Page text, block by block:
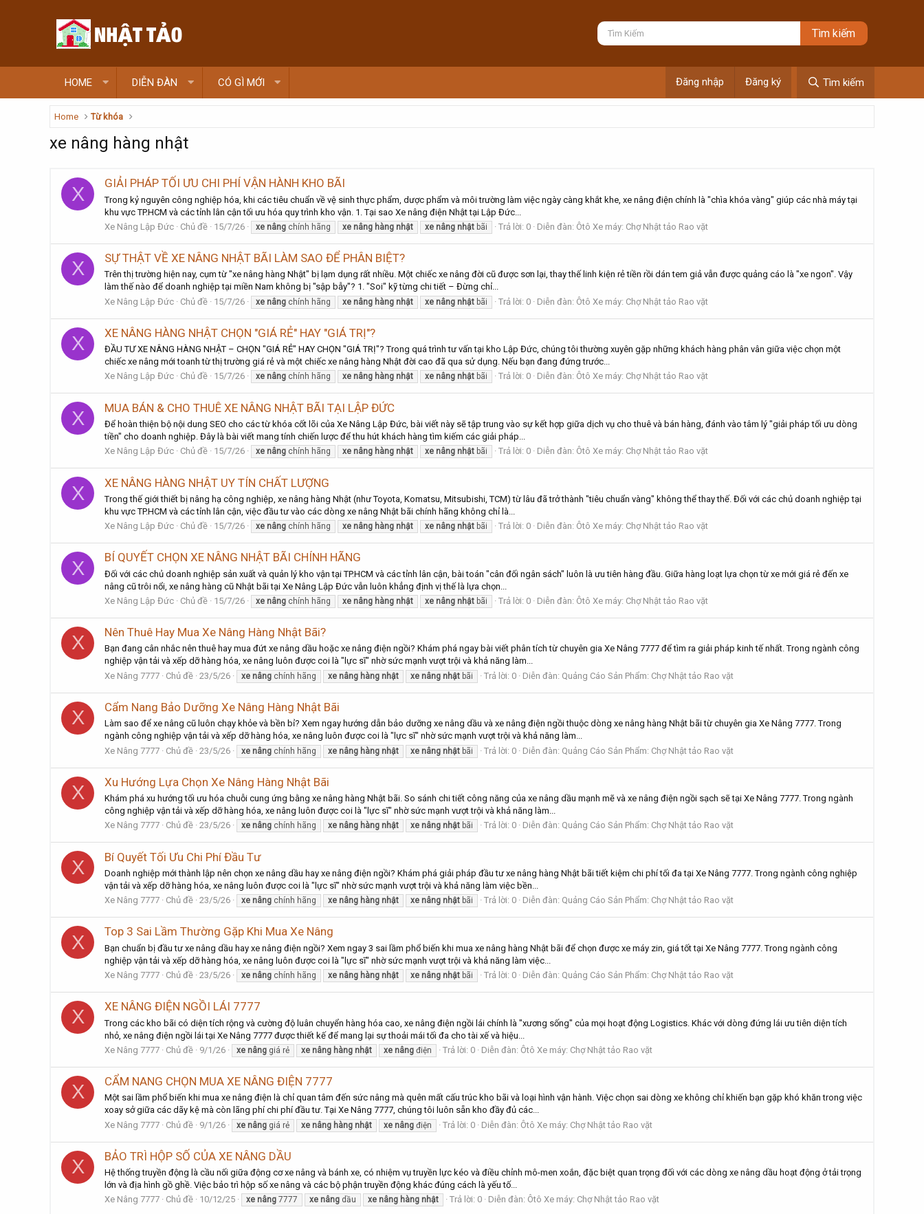
HOME DIỄN ĐÀN CÓ GÌ MỚI Đăng nhập Đăng ký Tìm kiếm
Home Từ khóa
xe nâng hàng nhật
X GIẢI PHÁP TỐI ƯU CHI PHÍ VẬN HÀNH KHO BÃI
Trong kỷ nguyên công nghiệp hóa, khi các tiêu chuẩn về vệ sinh thực phẩm, dược phẩm và môi trường làm việc ngày càng khắt khe, xe nâng điện chính là "chìa khóa vàng" giúp các nhà máy tại
khu vực TP.HCM và các tỉnh lân cận tối ưu hóa quy trình kho vận. 1. Tại sao Xe nâng điện Nhật tại Lập Đức...
Xe Nâng Lập Đức
Chủ đề 15/7/26 xe nâng chính hãng xe nâng hàng nhật xe nâng nhật bãi Trả lời: 0 Diễn đàn: Ôtô Xe máy: Chợ Nhật tảo Rao vặt
X SỰ THẬT VỀ XE NÂNG NHẬT BÃI LÀM SAO ĐỂ PHÂN BIỆT?
Trên thị trường hiện nay, cụm từ "xe nâng hàng Nhật" bị lạm dụng rất nhiều. Một chiếc xe nâng đời cũ được sơn lại, thay thế linh kiện rẻ tiền rồi dán tem giả vẫn được quảng cáo là "xe ngon". Vậy
làm thế nào để doanh nghiệp tại miền Nam không bị "sập bẫy"? 1. "Soi" kỹ từng chi tiết – Đừng chỉ...
Xe Nâng Lập Đức
Chủ đề 15/7/26 xe nâng chính hãng xe nâng hàng nhật xe nâng nhật bãi Trả lời: 0 Diễn đàn: Ôtô Xe máy: Chợ Nhật tảo Rao vặt
X XE NÂNG HÀNG NHẬT CHỌN "GIÁ RẺ" HAY "GIÁ TRỊ"?
ĐẦU TƯ XE NÂNG HÀNG NHẬT – CHỌN "GIÁ RẺ" HAY CHỌN "GIÁ TRỊ"? Trong quá trình tư vấn tại kho Lập Đức, chúng tôi thường xuyên gặp những khách hàng phân vân giữa việc chọn một
chiếc xe nâng mới toanh từ thị trường giá rẻ và một chiếc xe nâng hàng Nhật đời cao đã qua sử dụng. Nếu bạn đang đứng trước...
Xe Nâng Lập Đức
Chủ đề 15/7/26 xe nâng chính hãng xe nâng hàng nhật xe nâng nhật bãi Trả lời: 0 Diễn đàn: Ôtô Xe máy: Chợ Nhật tảo Rao vặt
X MUA BÁN & CHO THUÊ XE NÂNG NHẬT BÃI TẠI LẬP ĐỨC
Để hoàn thiện bộ nội dung SEO cho các từ khóa cốt lõi của Xe Nâng Lập Đức, bài viết này sẽ tập trung vào sự kết hợp giữa dịch vụ cho thuê và bán hàng, đánh vào tâm lý "giải pháp tối ưu dòng
tiền" cho doanh nghiệp. Đây là bài viết mang tính chiến lược để thu hút khách hàng tìm kiếm các giải pháp...
Xe Nâng Lập Đức
Chủ đề 15/7/26 xe nâng chính hãng xe nâng hàng nhật xe nâng nhật bãi Trả lời: 0 Diễn đàn: Ôtô Xe máy: Chợ Nhật tảo Rao vặt
X XE NÂNG HÀNG NHẬT UY TÍN CHẤT LƯỢNG
Trong thế giới thiết bị nâng hạ công nghiệp, xe nâng hàng Nhật (như Toyota, Komatsu, Mitsubishi, TCM) từ lâu đã trở thành "tiêu chuẩn vàng" không thể thay thế. Đối với các chủ doanh nghiệp tại
khu vực TP.HCM và các tỉnh lân cận, việc đầu tư vào các dòng xe nâng Nhật bãi chính hãng không chỉ là...
Xe Nâng Lập Đức
Chủ đề 15/7/26 xe nâng chính hãng xe nâng hàng nhật xe nâng nhật bãi Trả lời: 0 Diễn đàn: Ôtô Xe máy: Chợ Nhật tảo Rao vặt
X BÍ QUYẾT CHỌN XE NÂNG NHẬT BÃI CHÍNH HÃNG
Đối với các chủ doanh nghiệp sản xuất và quản lý kho vận tại TP.HCM và các tỉnh lân cận, bài toán "cân đối ngân sách" luôn là ưu tiên hàng đầu. Giữa hàng loạt lựa chọn từ xe mới giá rẻ đến xe
nâng cũ trôi nổi, xe nâng hàng cũ Nhật bãi tại Xe Nâng Lập Đức vẫn luôn khẳng định vị thế là lựa chọn...
Xe Nâng Lập Đức
Chủ đề 15/7/26 xe nâng chính hãng xe nâng hàng nhật xe nâng nhật bãi Trả lời: 0 Diễn đàn: Ôtô Xe máy: Chợ Nhật tảo Rao vặt
X Nên Thuê Hay Mua Xe Nâng Hàng Nhật Bãi?
Bạn đang cân nhắc nên thuê hay mua đứt xe nâng dầu hoặc xe nâng điện ngồi? Khám phá ngay bài viết phân tích từ chuyên gia Xe Nâng 7777 để tìm ra giải pháp kinh tế nhất. Trong ngành công
nghiệp vận tải và xếp dỡ hàng hóa, xe nâng luôn được coi là "lực sĩ" nhờ sức mạnh vượt trội và khả năng làm...
Xe Nâng 7777
Chủ đề 23/5/26 xe nâng chính hãng xe nâng hàng nhật xe nâng nhật bãi Trả lời: 0 Diễn đàn: Quảng Cáo Sản Phẩm: Chợ Nhật tảo Rao vặt
X Cẩm Nang Bảo Dưỡng Xe Nâng Hàng Nhật Bãi
Làm sao để xe nâng cũ luôn chạy khỏe và bền bỉ? Xem ngay hướng dẫn bảo dưỡng xe nâng dầu và xe nâng điện ngồi thuộc dòng xe nâng hàng Nhật bãi từ chuyên gia Xe Nâng 7777. Trong
ngành công nghiệp vận tải và xếp dỡ hàng hóa, xe nâng luôn được coi là "lực sĩ" nhờ sức mạnh vượt trội và khả năng làm...
Xe Nâng 7777
Chủ đề 23/5/26 xe nâng chính hãng xe nâng hàng nhật xe nâng nhật bãi Trả lời: 0 Diễn đàn: Quảng Cáo Sản Phẩm: Chợ Nhật tảo Rao vặt
X Xu Hướng Lựa Chọn Xe Nâng Hàng Nhật Bãi
Khám phá xu hướng tối ưu hóa chuỗi cung ứng bằng xe nâng hàng Nhật bãi. So sánh chi tiết công năng của xe nâng dầu mạnh mẽ và xe nâng điện ngồi sạch sẽ tại Xe Nâng 7777. Trong ngành
công nghiệp vận tải và xếp dỡ hàng hóa, xe nâng luôn được coi là "lực sĩ" nhờ sức mạnh vượt trội và khả năng làm...
Xe Nâng 7777
Chủ đề 23/5/26 xe nâng chính hãng xe nâng hàng nhật xe nâng nhật bãi Trả lời: 0 Diễn đàn: Quảng Cáo Sản Phẩm: Chợ Nhật tảo Rao vặt
X Bí Quyết Tối Ưu Chi Phí Đầu Tư
Doanh nghiệp mới thành lập nên chọn xe nâng dầu hay xe nâng điện ngồi? Khám phá giải pháp đầu tư xe nâng hàng Nhật bãi tiết kiệm chi phí tối đa tại Xe Nâng 7777. Trong ngành công nghiệp
vận tải và xếp dỡ hàng hóa, xe nâng luôn được coi là "lực sĩ" nhờ sức mạnh vượt trội và khả năng làm việc bền...
Xe Nâng 7777
Chủ đề 23/5/26 xe nâng chính hãng xe nâng hàng nhật xe nâng nhật bãi Trả lời: 0 Diễn đàn: Quảng Cáo Sản Phẩm: Chợ Nhật tảo Rao vặt
X Top 3 Sai Lầm Thường Gặp Khi Mua Xe Nâng
Bạn chuẩn bị đầu tư xe nâng dầu hay xe nâng điện ngồi? Xem ngay 3 sai lầm phổ biến khi mua xe nâng hàng Nhật bãi để chọn được xe máy zin, giá tốt tại Xe Nâng 7777. Trong ngành công
nghiệp vận tải và xếp dỡ hàng hóa, xe nâng luôn được coi là "lực sĩ" nhờ sức mạnh vượt trội và khả năng làm việc...
Xe Nâng 7777
Chủ đề 23/5/26 xe nâng chính hãng xe nâng hàng nhật xe nâng nhật bãi Trả lời: 0 Diễn đàn: Quảng Cáo Sản Phẩm: Chợ Nhật tảo Rao vặt
X XE NÂNG ĐIỆN NGỒI LÁI 7777
Trong các kho bãi có diện tích rộng và cường độ luân chuyển hàng hóa cao, xe nâng điện ngồi lái chính là "xương sống" của mọi hoạt động Logistics. Khác với dòng đứng lái ưu tiên diện tích
nhỏ, xe nâng điện ngồi lái tại Xe Nâng 7777 được thiết kế để mang lại sự thoải mái tối đa cho tài xế và hiệu...
Xe Nâng 7777
Chủ đề 9/1/26 xe nâng giá rẻ xe nâng hàng nhật xe nâng điện Trả lời: 0 Diễn đàn: Ôtô Xe máy: Chợ Nhật tảo Rao vặt
X CẨM NANG CHỌN MUA XE NÂNG ĐIỆN 7777
Một sai lầm phổ biến khi mua xe nâng điện là chỉ quan tâm đến sức nâng mà quên mất cấu trúc kho bãi và loại hình vận hành. Việc chọn sai dòng xe không chỉ khiến bạn gặp khó khăn trong việc
xoay sở giữa các dãy kệ mà còn lãng phí chi phí đầu tư. Tại Xe Nâng 7777, chúng tôi luôn sẵn kho đầy đủ các...
Xe Nâng 7777
Chủ đề 9/1/26 xe nâng giá rẻ xe nâng hàng nhật xe nâng điện Trả lời: 0 Diễn đàn: Ôtô Xe máy: Chợ Nhật tảo Rao vặt
X BẢO TRÌ HỘP SỐ CỦA XE NÂNG DẦU
Hệ thống truyền động là cầu nối giữa động cơ xe nâng và bánh xe, có nhiệm vụ truyền lực kéo và điều chỉnh mô-men xoắn, đặc biệt quan trọng đối với các dòng xe nâng dầu hoạt động ở tải trọng
lớn và địa hình gồ ghề. Việc bảo trì hộp số xe nâng và các bộ phận truyền động khác đúng cách là yếu tố...
Xe Nâng 7777
Chủ đề 10/12/25 xe nâng 7777 xe nâng dầu xe nâng hàng nhật Trả lời: 0 Diễn đàn: Ôtô Xe máy: Chợ Nhật tảo Rao vặt